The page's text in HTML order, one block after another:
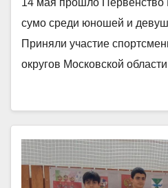
14 мая прошло Первенство
сумо среди юношей и
Приняли участие
округов Московской